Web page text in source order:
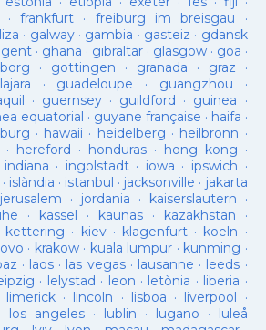
· frankfurt· freiburg im breisgau ·
· galway· gambia · gasteiz · gdansk
gent· ghana · gibraltar· glasgow· goa ·
· gottingen · granada · graz ·
· guadeloupe · guangzhou ·
· guernsey· guildford · guinea ·
equatorial · guyane française · haifa ·
· hawaii · heidelberg · heilbronn ·
· hereford · honduras· hong kong ·
indiana · ingolstadt· iowa · ipswich ·
· islàndia · istanbul · jacksonville · jakarta
jerusalem · jordania · kaiserslautern ·
· kassel · kaunas· kazakhstan ·
kettering · kiev· klagenfurt · koeln ·
· krakow· kuala lumpur · kunming ·
· laos· las vegas· lausanne · leeds ·
· lelystad · leon · letònia · liberia ·
limerick· lincoln · lisboa · liverpool ·
los angeles· lublin · lugano · luleå